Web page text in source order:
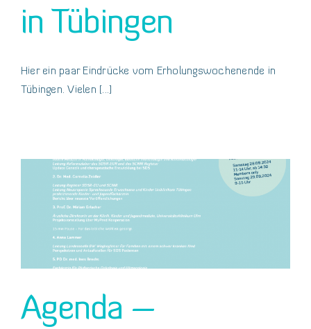
in Tübingen
Hier ein paar Eindrücke vom Erholungswochenende in
Tübingen. Vielen [...]
Agenda –